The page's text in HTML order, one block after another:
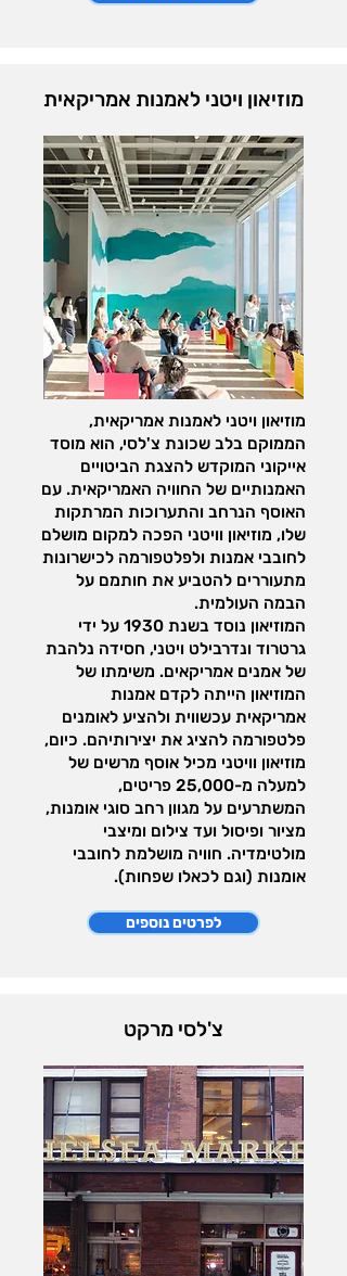
מוזיאון ויטני לאמנות אמריקאית
מוזיאון ויטני לאמנות אמריקאית,
הממוקם בלב שכונת צ'לסי, הוא מוסד
אייקוני המוקדש להצגת הביטויים
האמנותיים של החוויה האמריקאית. עם
האוסף הנרחב והתערוכות המרתקות
שלו, מוזיאון וויטני הפכה למקום מושלם
לחובבי אמנות ולפלטפורמה לכישרונות
מתעוררים להטביע את חותמם על
הבמה העולמית.
המוזיאון נוסד בשנת 1930 על ידי
גרטרוד ונדרבילט ויטני, חסידה נלהבת
של אמנים אמריקאים. משימתו של
המוזיאון הייתה לקדם אמנות
אמריקאית עכשווית ולהציע לאומנים
פלטפורמה להציג את יצירותיהם. כיום,
מוזיאון וויטני מכיל אוסף מרשים של
למעלה מ-25,000 פריטים,
המשתרעים על מגוון רחב סוגי אומנות,
מציור ופיסול ועד צילום ומיצבי
מולטימדיה. חוויה מושלמת לחובבי
אומנות (וגם לכאלו שפחות).
לפרטים נוספים
צ'לסי מרקט